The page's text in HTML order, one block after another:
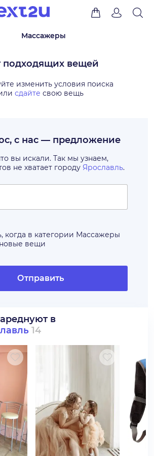
Массажеры
подходящих вещей
изменить условия поиска
сдайте свою вещь
с нас — предложение
вы искали. Так мы узнаем,
не хватает городу Ярославль.
когда в категории Массажеры
новые вещи
Отправить
в
14